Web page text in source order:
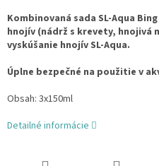
Kombinovaná sada SL-Aqua
hnojív (nádrž s krevety, hnojivá
vyskúšanie hnojív SL-Aqua.
Úplne bezpečné na použitie v
Obsah: 3x150ml
Detailné informácie